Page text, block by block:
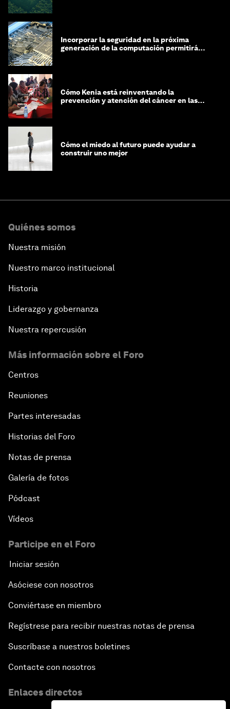
Incorporar la seguridad en la próxima
generación de la computación permitirá
Cómo Kenia está reinventando la
prevención y atención del cáncer en las
Cómo el miedo al futuro puede ayudar a
construir uno mejor
Quiénes somos
Nuestra misión
Nuestro marco institucional
Historia
Liderazgo y gobernanza
Nuestra repercusión
Más información sobre el Foro
Centros
Reuniones
Partes interesadas
Historias del Foro
Notas de prensa
Galería de fotos
Pódcast
Vídeos
Participe en el Foro
Iniciar sesión
Asóciese con nosotros
Conviértase en miembro
Regístrese para recibir nuestras notas de prensa
Suscríbase a nuestros boletines
Contacte con nosotros
Enlaces directos